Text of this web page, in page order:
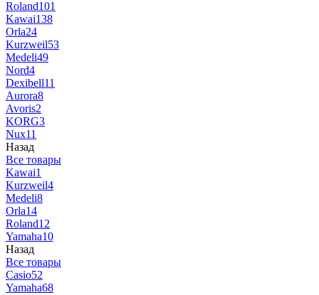
Roland101
Kawai138
Orla24
Kurzweil53
Medeli49
Nord4
Dexibell11
Aurora8
Avoris2
KORG3
Nux11
Назад
Все товары
Kawai1
Kurzweil4
Medeli8
Orla14
Roland12
Yamaha10
Назад
Все товары
Casio52
Yamaha68